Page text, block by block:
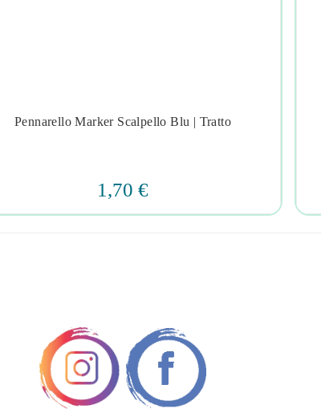

Pennarello Marker Scalpello Blu | Tratto
1,70 €